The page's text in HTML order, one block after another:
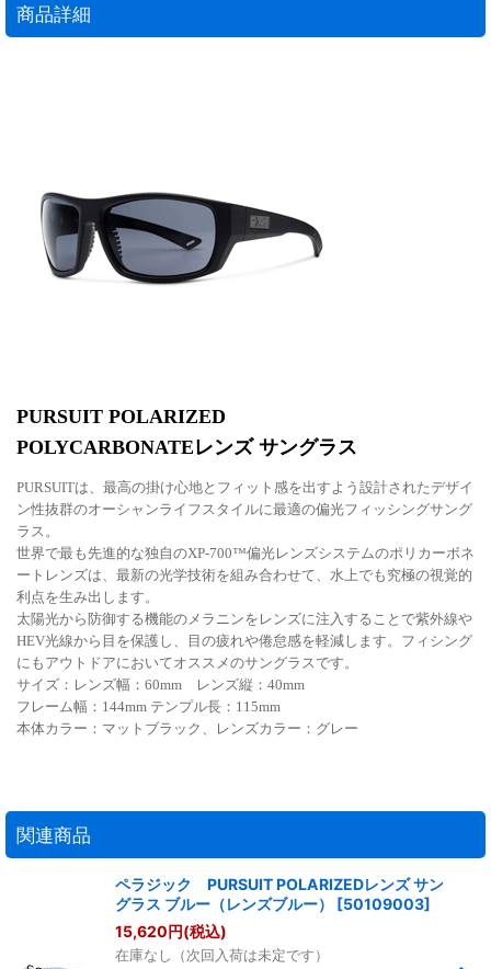
商品詳細
PURSUIT POLARIZED
POLYCARBONATEレンズ サングラス
PURSUITは、最高の掛け心地とフィット感を出すよう設計されたデザイ
ン性抜群のオーシャンライフスタイルに最適の偏光フィッシングサング
ラス。
世界で最も先進的な独自のXP-700™偏光レンズシステムのポリカーボネ
ートレンズは、最新の光学技術を組み合わせて、水上でも究極の視覚的
利点を生み出します。
太陽光から防御する機能のメラニンをレンズに注入することで紫外線や
HEV光線から目を保護し、目の疲れや倦怠感を軽減します。フィシング
にもアウトドアにおいてオススメのサングラスです。
サイズ：レンズ幅：60mm レンズ縦：40mm
フレーム幅：144mm テンプル長：115mm
本体カラー：マットブラック、レンズカラー：グレー
関連商品
ペラジック PURSUIT POLARIZEDレンズ サン
グラス ブルー（レンズブルー）
[50109003]
15,620円(税込)
在庫なし（次回入荷は未定です）